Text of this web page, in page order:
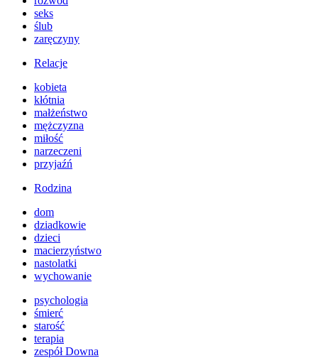
seks
ślub
zaręczyny
Relacje
kobieta
kłótnia
małżeństwo
mężczyzna
miłość
narzeczeni
przyjaźń
Rodzina
dom
dziadkowie
dzieci
macierzyństwo
nastolatki
wychowanie
psychologia
śmierć
starość
terapia
zespół Downa